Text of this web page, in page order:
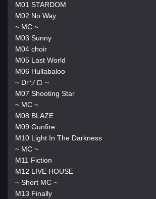
M01 STARDOM
M02 No Way
~ MC ~
M03 Sunny
M04 choir
M05 Last World
M06 Hullabaloo
~ Drソロ ~
M07 Shooting Star
~ MC ~
M08 BLAZE
M09 Gunfire
M10 Light In The Darkness
~ MC ~
M11 Fiction
M12 LIVE HOUSE
~ Short MC ~
M13 Finally